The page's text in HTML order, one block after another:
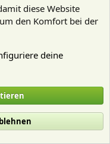
PinterestTumblrWhatsApp
E-Mail
diese Website
den Komfort bei der
deine